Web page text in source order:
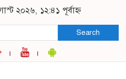
২০২৬, ১২:৪১ পূর্বাহ্ন
Search